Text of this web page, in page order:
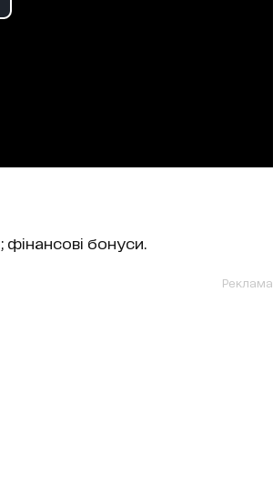
бонуси.
Реклама